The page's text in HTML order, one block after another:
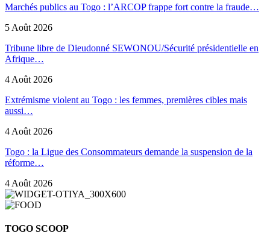
Marchés publics au Togo : l’ARCOP frappe fort contre la fraude…
5 Août 2026
Tribune libre de Dieudonné SEWONOU/Sécurité présidentielle en
Afrique…
4 Août 2026
Extrémisme violent au Togo : les femmes, premières cibles mais
aussi…
4 Août 2026
Togo : la Ligue des Consommateurs demande la suspension de la
réforme…
4 Août 2026
TOGO SCOOP